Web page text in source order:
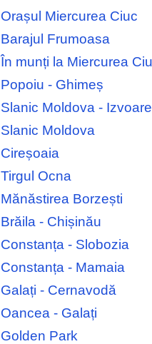
Orașul Miercurea Ciuc
Barajul Frumoasa
În munți la Miercurea
Popoiu - Ghimeș
Slanic Moldova - Izvoare
Slanic Moldova
Cireșoaia
Tirgul Ocna
Mănăstirea Borzești
Brăila - Chișinău
Constanța - Slobozia
Constanța - Mamaia
Galați - Cernavodă
Oancea - Galați
Golden Park